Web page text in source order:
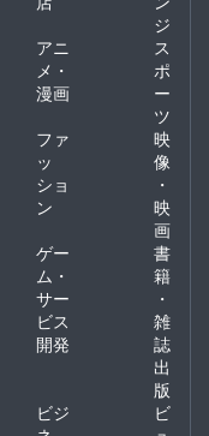
ジ
アニ
メ・
漫画
ス
ポ
ー
ツ
ファ
ッ
ショ
ン
映
像
・
映
画
ゲー
ム・
サー
ビス
開発
書
籍
・
雑
誌
出
版
ビジ
ビ